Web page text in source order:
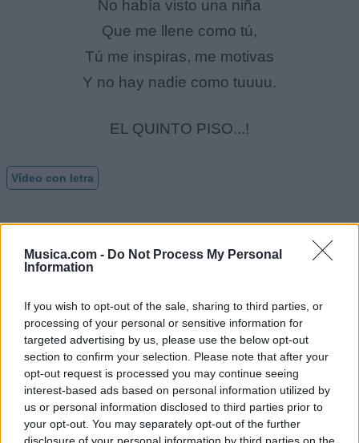
Musica.com - Do Not Process My Personal
Information
If you wish to opt-out of the sale, sharing to third parties, or
processing of your personal or sensitive information for
targeted advertising by us, please use the below opt-out
section to confirm your selection. Please note that after your
opt-out request is processed you may continue seeing
interest-based ads based on personal information utilized by
us or personal information disclosed to third parties prior to
your opt-out. You may separately opt-out of the further
No había visto una niña
Que me llene como tú,
Tú me inspiras, me motivas
Y no hay nadie como tuuuu.
EL QUINTO PISO...!
Vídeo con letra